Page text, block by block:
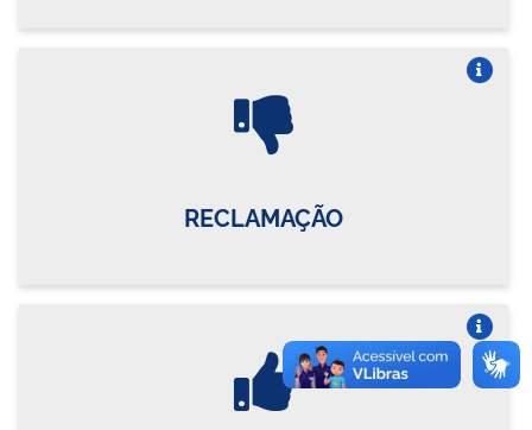
RECLAMAÇÃO
Vire o card